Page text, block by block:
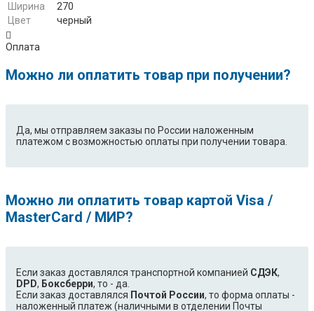
Sitronics
Thomas
VAX
Vigor
Vitesse
VR
Ширина
270
Цвет
черный
Оплата
Можно ли оплатить товар при получении?
Да, мы отправляем заказы по России наложенным
платежом с возможностью оплаты при получении товара.
Можно ли оплатить товар картой Visa /
MasterCard / МИР?
Если заказ доставлялся транспортной компанией СДЭК,
DPD, Боксберри, то - да.
Если заказ доставлялся Почтой России, то форма оплаты -
наложенный платеж (наличными в отделении Почты